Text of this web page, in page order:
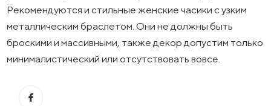
Рекомендуются и стильные женские часики с узким
металлическим браслетом. Они не должны быть
броскими и массивными, также декор допустим только
минималистический или отсутствовать вовсе.